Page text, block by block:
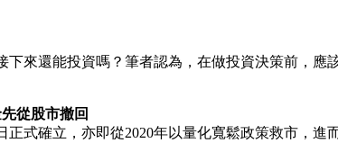
下來還能投資嗎？筆者認為，在做投資決策前，
從股市撤回
正式確立，亦即從2020年以量化寬鬆政策救市，